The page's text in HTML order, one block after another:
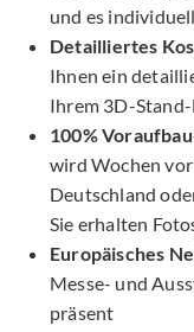
und es
Detailliertes
Ihnen ein
Ihrem 3D-
100%
wird Wochen
Deutschland
Sie erhalten
Europäisches
Messe- und
präsent